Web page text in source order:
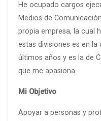
He ocupado cargos
Medios de
propia empresa, la cual
estas divisiones es en
últimos años y es la de
que me apasiona.
Mi Objetivo
Apoyar a personas y